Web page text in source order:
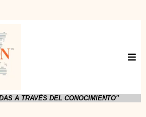
A TRAVÉS DEL CONOCIMIENTO"